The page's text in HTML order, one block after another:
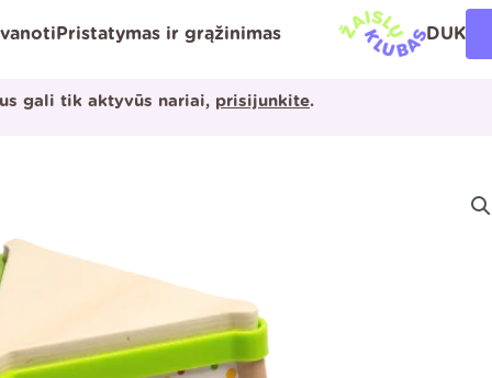
Pristatymas ir grąžinimas DUK
gali tik aktyvūs nariai, prisijunkite.